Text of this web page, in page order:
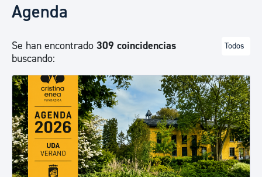
Agenda
Se han encontrado 309 coincidencias
buscando:
Todos